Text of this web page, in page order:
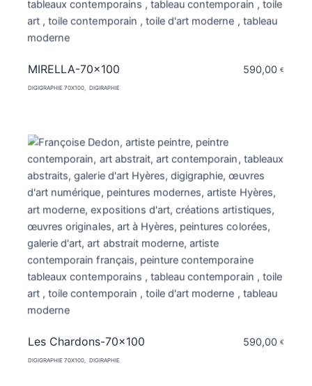
MIRELLA-70×100 590,00 €
DIGIGRAPHIE 70X100 DIGIRAPHIE
Les Chardons-70×100 590,00 €
DIGIGRAPHIE 70X100 DIGIRAPHIE